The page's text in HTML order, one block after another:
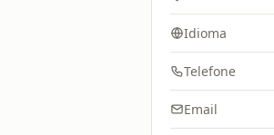
Idioma
Telefone
Email